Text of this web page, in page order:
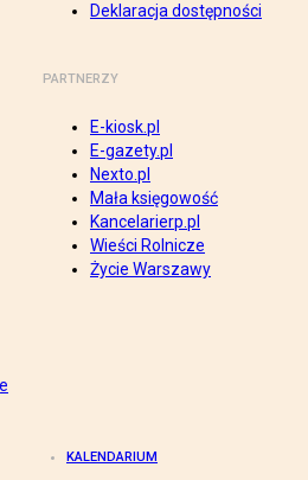
Deklaracja dostępności
PARTNERZY
E-kiosk.pl
E-gazety.pl
Nexto.pl
Mała księgowość
Kancelarierp.pl
Wieści Rolnicze
Życie Warszawy
KALENDARIUM